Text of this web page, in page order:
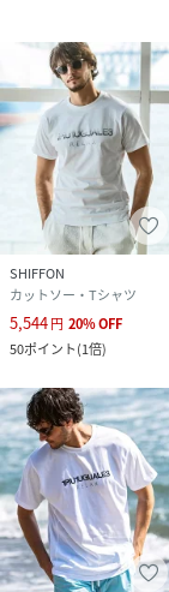
サイズ
クリーニング
品番
SHIFFON
カットソー・Tシャツ
5,544円 20%OFF
50ポイント(1倍)